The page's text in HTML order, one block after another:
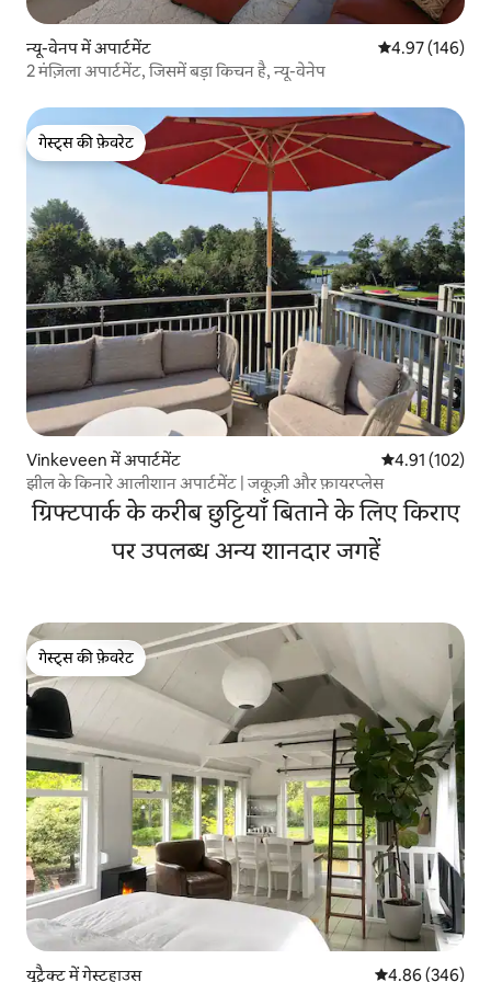
न्यू-वेनप में अपार्टमेंट औसत रेटिंग 5 में से
4.97 (146)
2 मंज़िला अपार्टमेंट, जिसमें बड़ा किचन है, न्यू-वेनेप
गेस्ट्स की फ़ेवरेट
गेस्ट्स की फ़ेवरेट
Vinkeveen में अपार्टमेंट औसत रेटिंग 5 में से
4.91 (102)
झील के किनारे आलीशान अपार्टमेंट | जकूज़ी और फ़ायरप्लेस
ग्रिफ्टपार्क के करीब छुट्टियाँ बिताने के लिए किराए
पर उपलब्ध अन्य शानदार जगहें
गेस्ट्स की फ़ेवरेट
गेस्ट्स की फ़ेवरेट
यूट्रैक्ट में गेस्टहाउस औसत रेटिंग 5 में से
4.86 (346)